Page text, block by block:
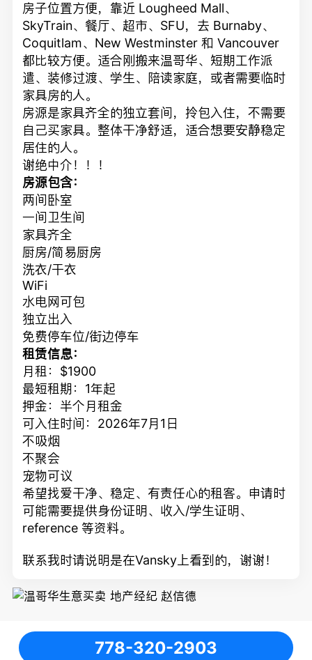
房子位置方便，靠近 Lougheed Mall、
SkyTrain、餐厅、超市、SFU，去 Burnaby、
Coquitlam、New Westminster 和 Vancouver
都比较方便。适合刚搬来温哥华、短期工作派
遣、装修过渡、学生、陪读家庭，或者需要临时
家具房的人。
房源是家具齐全的独立套间，拎包入住，不需要
自己买家具。整体干净舒适，适合想要安静稳定
居住的人。
谢绝中介！！！
房源包含：
两间卧室
一间卫生间
家具齐全
厨房/简易厨房
洗衣/干衣
WiFi
水电网可包
独立出入
免费停车位/街边停车
租赁信息：
月租：$1900
最短租期：1年起
押金：半个月租金
可入住时间：2026年7月1日
不吸烟
不聚会
宠物可议
希望找爱干净、稳定、有责任心的租客。申请时
可能需要提供身份证明、收入/学生证明、
reference 等资料。
联系我时请说明是在Vansky上看到的，谢谢！
778-320-2903